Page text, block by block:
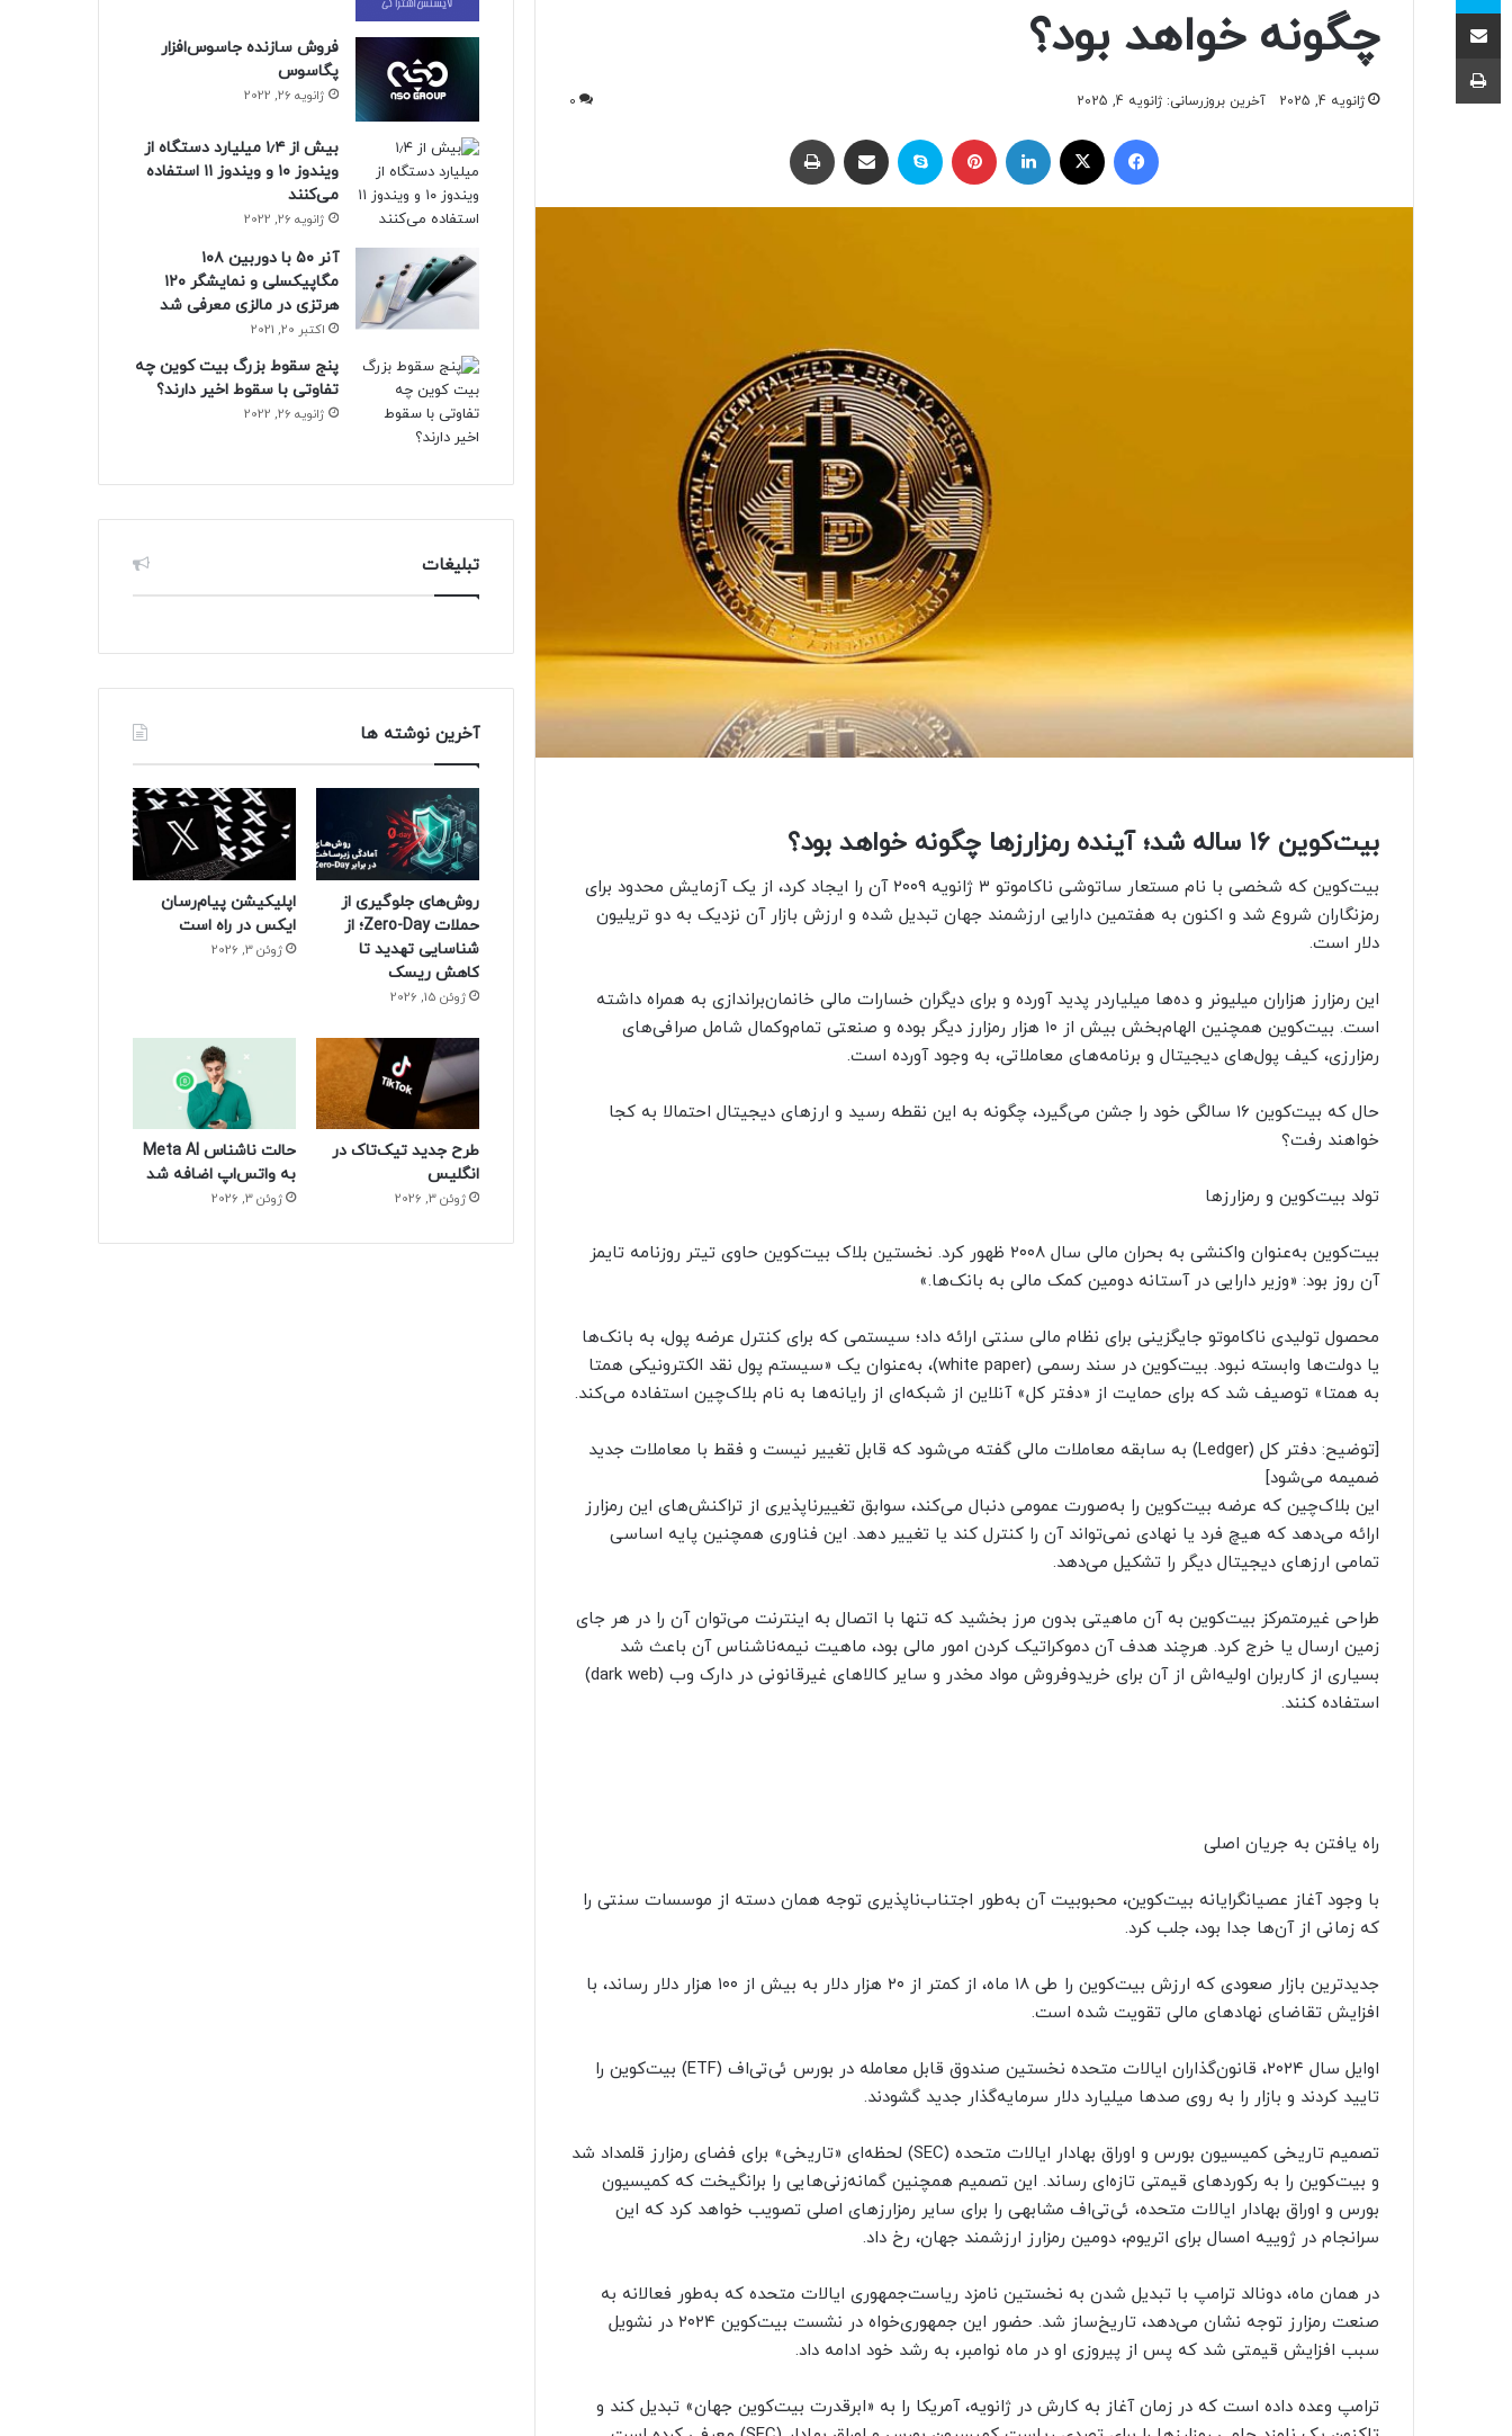
چگونه خواهد بود؟
ژانویه 4, 2025 آخرین بروزرسانی: ژانویه 4, 2025 0
ایکس
بیت‌کوین‌ ۱۶ ساله شد؛ آینده رمزارزها چگونه خواهد بود؟
بیت‌کوین که شخصی با نام مستعار ساتوشی ناکاموتو ۳ ژانویه ۲۰۰۹ آن را ایجاد کرد، از یک آزمایش محدود برای
رمزنگاران شروع شد و اکنون به هفتمین دارایی ارزشمند جهان تبدیل شده و ارزش بازار آن نزدیک به دو تریلیون
دلار است.
این رمزارز هزاران میلیونر و ده‌ها میلیاردر پدید آورده و برای دیگران خسارات مالی خانمان‌براندازی به همراه داشته
است. بیت‌کوین همچنین الهام‌بخش بیش از ۱۰ هزار رمزارز دیگر بوده و صنعتی تمام‌وکمال شامل صرافی‌های
رمزارزی، کیف‌ پول‌های دیجیتال و برنامه‌های معاملاتی، به وجود آورده است.
حال که بیت‌کوین ۱۶ سالگی خود را جشن می‌گیرد، چگونه به این نقطه رسید و ارزهای دیجیتال احتمالا به کجا
خواهند رفت؟
تولد بیت‌کوین و رمزارزها
بیت‌کوین به‌عنوان واکنشی به بحران مالی سال ۲۰۰۸ ظهور کرد. نخستین بلاک بیت‌کوین حاوی تیتر روزنامه تایمز
آن روز بود: «وزیر دارایی در آستانه دومین کمک مالی به بانک‌ها.»
محصول تولیدی ناکاموتو جایگزینی برای نظام مالی سنتی ارائه داد؛ سیستمی که برای کنترل عرضه پول، به بانک‌ها
یا دولت‌ها وابسته نبود. بیت‌کوین در سند رسمی (white paper)، به‌عنوان یک «سیستم پول نقد الکترونیکی همتا
به همتا» توصیف شد که برای حمایت از «دفتر کل» آنلاین از شبکه‌ای از رایانه‌ها به نام بلاک‌چین استفاده می‌کند.
[توضیح: دفتر کل (Ledger) به سابقه معاملات مالی گفته می‌شود که قابل تغییر نیست و فقط با معاملات جدید
ضمیمه می‌شود]
این بلاک‌چین که عرضه بیت‌کوین را به‌صورت عمومی دنبال می‌کند، سوابق تغییرناپذیری از تراکنش‌های این رمزارز
ارائه می‌دهد که هیچ فرد یا نهادی نمی‌تواند آن را کنترل کند یا تغییر دهد. این فناوری همچنین پایه اساسی
تمامی ارزهای دیجیتال دیگر را تشکیل می‌دهد.
طراحی غیرمتمرکز بیت‌کوین به آن ماهیتی بدون مرز بخشید که تنها با اتصال به اینترنت می‌توان آن را در هر جای
زمین ارسال یا خرج کرد. هرچند هدف آن دموکراتیک کردن امور مالی بود، ماهیت نیمه‌ناشناس آن باعث شد
بسیاری از کاربران اولیه‌‌اش از آن برای خریدوفروش مواد مخدر و سایر کالاهای غیرقانونی در ‌دارک‌ وب (dark web)
استفاده کنند.
راه یافتن به جریان اصلی
با وجود آغاز عصیانگرایانه بیت‌کوین، محبوبیت آن به‌طور اجتناب‌ناپذیری توجه همان دسته از موسسات سنتی‌ را
که زمانی از آن‌ها جدا بود، جلب کرد.
جدیدترین بازار صعودی که ارزش بیت‌کوین را طی ۱۸ ماه، از کمتر از ۲۰ هزار دلار به بیش از ۱۰۰ هزار دلار رساند، با
افزایش تقاضای نهادهای مالی تقویت شده است.
اوایل سال ۲۰۲۴، قانون‌گذاران ایالات متحده نخستین صندوق قابل معامله در بورس ئی‌تی‌اف (ETF) بیت‌کوین را
تایید کردند و بازار را به روی صدها میلیارد دلار سرمایه‌گذار جدید گشودند.
تصمیم تاریخی کمیسیون بورس و اوراق بهادار ایالات متحده (SEC) لحظه‌ای «تاریخی» برای فضای رمزارز قلمداد شد
و بیت‌کوین را به رکوردهای قیمتی تازه‌ای رساند. این تصمیم همچنین گمانه‌زنی‌هایی را برانگیخت که کمیسیون
بورس و اوراق بهادار ایالات متحده، ئی‌تی‌اف مشابهی را برای سایر رمزارزهای اصلی تصویب خواهد کرد که این
سرانجام در ژوییه امسال برای اتریوم، دومین رمزارز ارزشمند جهان، رخ داد.
در همان ماه، دونالد ترامپ با تبدیل شدن به نخستین نامزد ریاست‌جمهوری ایالات متحده که به‌طور فعالانه به
صنعت رمزارز توجه نشان می‌دهد، تاریخ‌ساز شد. حضور این جمهوری‌خواه در نشست بیت‌کوین ۲۰۲۴ در نشویل
سبب افزایش قیمتی شد که پس از پیروزی او در ماه نوامبر، به رشد خود ادامه داد.
ترامپ وعده داده است که در زمان آغاز به کارش در ژانویه، آمریکا را به «ابرقدرت بیت‌کوین جهان» تبدیل کند و
فروش سازنده جاسوس‌افزار
پگاسوس
ژانویه 26, 2022
بیش از ۱٫۴ میلیارد دستگاه از
ویندوز ۱۰ و ویندوز ۱۱ استفاده
می‌کنند
ژانویه 26, 2022
آنر ۵۰ با دوربین ۱۰۸
مگاپیکسلی و نمایشگر ۱۲۰
هرتزی در مالزی معرفی شد
اکتبر 20, 2021
پنج سقوط بزرگ بیت کوین چه
تفاوتی با سقوط اخیر دارند؟
ژانویه 26, 2022
تبلیغات
آخرین نوشته ها
روش‌های جلوگیری از
حملات Zero-Day؛ از
شناسایی تهدید تا
کاهش ریسک
ژوئن 15, 2026
اپلیکیشن پیام‌رسان
ایکس در راه است
ژوئن 3, 2026
طرح جدید تیک‌تاک در
انگلیس
ژوئن 3, 2026
حالت ناشناس Meta AI
به واتس‌اپ اضافه شد
ژوئن 3, 2026